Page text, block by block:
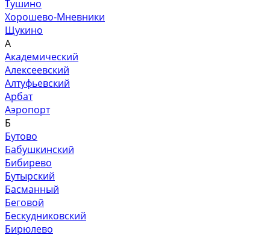
Тушино
Хорошево-Мневники
Щукино
А
Академический
Алексеевский
Алтуфьевский
Арбат
Аэропорт
Б
Бутово
Бабушкинский
Бибирево
Бутырский
Басманный
Беговой
Бескудниковский
Бирюлево